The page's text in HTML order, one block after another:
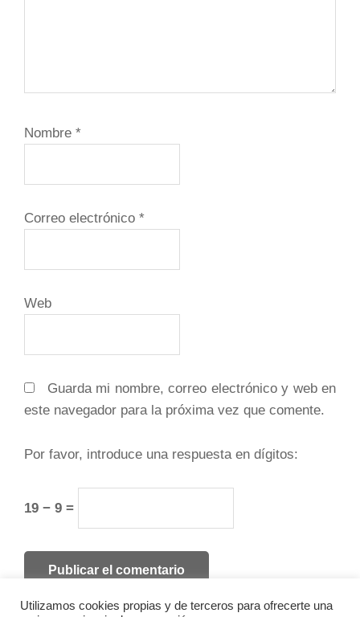
Nombre *
Correo electrónico *
Web
Guarda mi nombre, correo electrónico y web en
este navegador para la próxima vez que comente.
Por favor, introduce una respuesta en dígitos:
19 − 9 =
Utilizamos cookies propias y de terceros para ofrecerte una